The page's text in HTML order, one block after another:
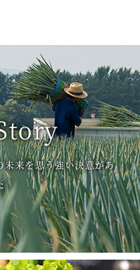
未来を思う強い決意があ